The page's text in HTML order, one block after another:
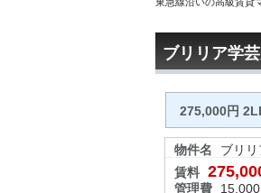
ブリリア学
275,000円
物件名
ブリ
賃料
管理費
15,000